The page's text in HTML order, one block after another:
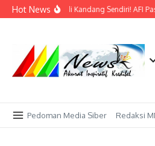
Lewati ke konten
Hot News
Bidik Emas di Kandang Sendiri! AFI
Pedoman Media Siber Redaksi